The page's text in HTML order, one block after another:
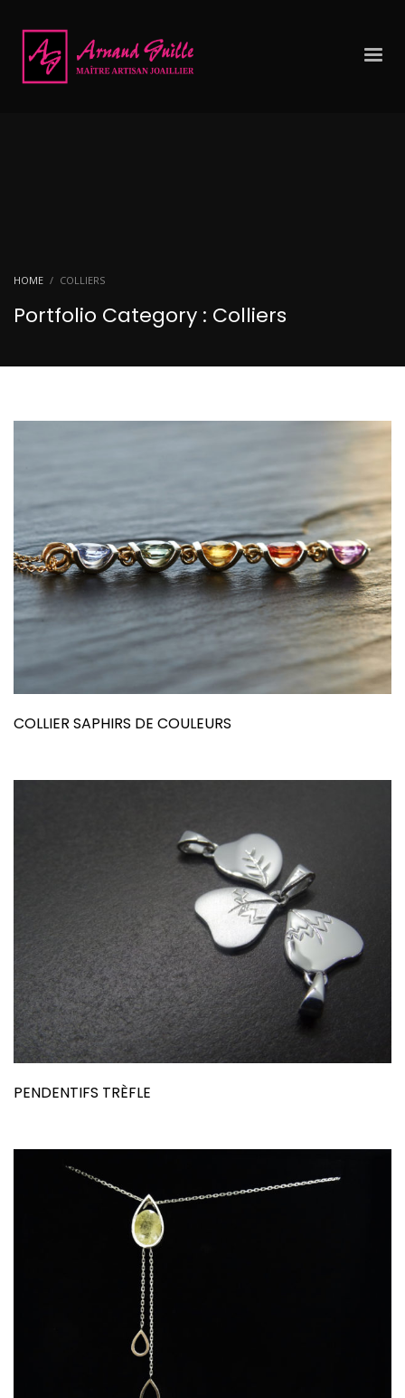
HOME COLLIERS
Portfolio Category : Colliers
COLLIER SAPHIRS DE COULEURS
PENDENTIFS TRÈFLE